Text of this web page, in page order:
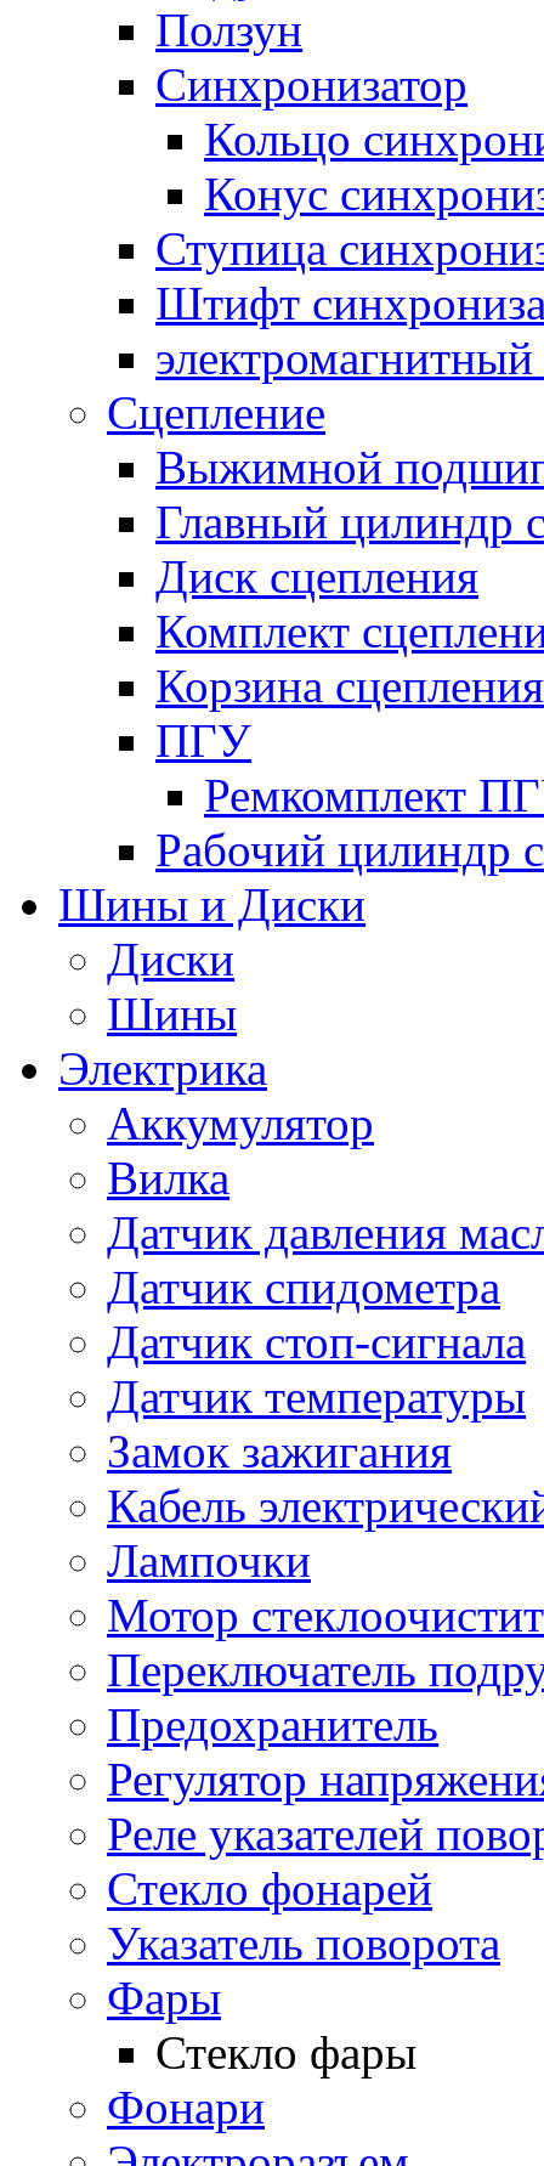
Ползун
Синхронизатор
Кольцо
Конус
Ступица
Штифт
электромагнитный
Сцепление
Выжимной
Главный цилиндр
Диск сцепления
Комплект
Корзина сцепления
ПГУ
Ремкомплект
Рабочий цилиндр
Шины и Диски
Диски
Шины
Электрика
Аккумулятор
Вилка
Датчик давления
Датчик спидометра
Датчик стоп-сигнала
Датчик температуры
Замок зажигания
Кабель
Лампочки
Мотор
Переключатель
Предохранитель
Регулятор
Реле указателей
Стекло фонарей
Указатель поворота
Фары
Стекло фары
Фонари